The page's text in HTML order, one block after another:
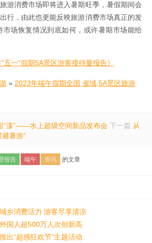
游消费市场即将进入暑期旺季，暑假期间会
行，由此也更能反映旅游消费市场真正的发
市场恢复情况到底如何，或许暑期市场能给
“五一”假期5A景区游客接待量报告》
» 2023年端午假期全国,省域,5A景区旅游
“漾”——水上超级空间新品发布会 下一篇 从
暑游”
报告 端午 资讯 的文章
乡消费活力 游客尽享清凉
国人超500万人次创新高
出“超感狂欢节”主题活动